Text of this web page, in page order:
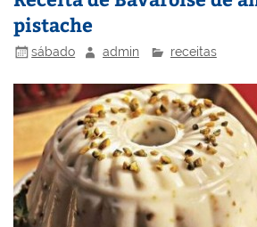
pistache
sábado admin receitas